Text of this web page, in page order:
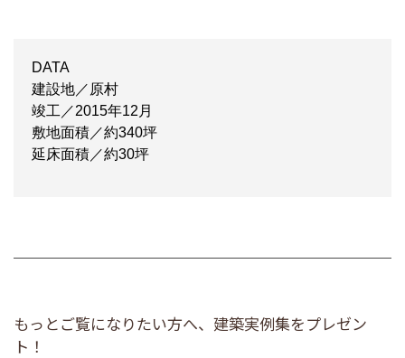
DATA
建設地／原村
竣工／2015年12月
敷地面積／約340坪
延床面積／約30坪
もっとご覧になりたい方へ、建築実例集をプレゼン
ト！